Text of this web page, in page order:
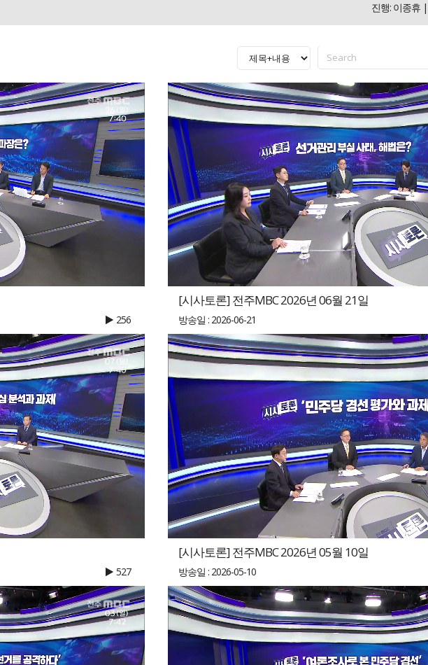
진행: 이종휴
256
[시사토론] 전주MBC 2026년 06월 21일
방송일 : 2026-06-21
527
[시사토론] 전주MBC 2026년 05월 10일
방송일 : 2026-05-10